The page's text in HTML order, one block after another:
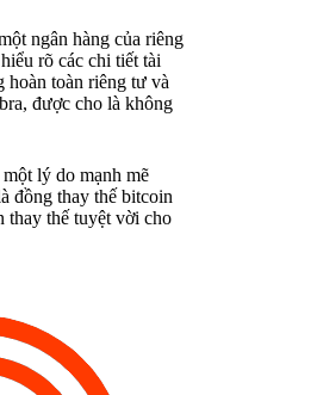
ngân hàng của riêng
rõ các chi tiết tài
hoàn toàn riêng tư và
được cho là không
lý do mạnh mẽ
đồng thay thế bitcoin
thay thế tuyệt vời cho